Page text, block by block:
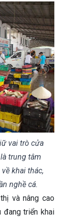
vai trò cửa
trung tâm
khai thác,
nghề cá.
và nâng cao
đang triển khai